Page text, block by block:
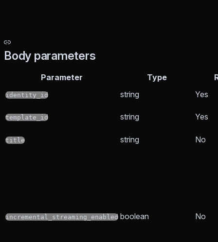
Body parameters
Parameter Type
identity_id string Yes
template_id string Yes
title string No
incremental_streaming_enabled boolean No